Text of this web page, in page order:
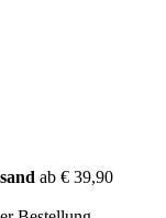
ab € 39,90